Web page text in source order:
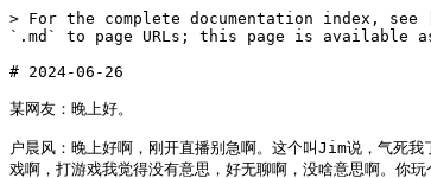
> For the complete documentation index, see [llms.txt](https://www.huchenfeng.live/llms.txt). Markdown versions of documentation pages are available by appending `.md` to page URLs; this page is available as [Markdown](https://www.huchenfeng.live/2024-nian-06-yue/2024-06-26.md).

# 2024-06-26

某网友：晚上好。

户晨风：晚上好啊，刚开直播别急啊。这个叫Jim说，气死我了，你怎么回事呢？你为什么会被气死呢？你是因为看到我所以很气吗？还是怎么回事啊？怎么这么气呢？这个叫唯一地神说，户圣别PK了，直播打游戏吧。我不喜欢打游戏啊，打游戏我觉得没有意思，好无聊啊，没啥意思啊。你玩个吃鸡是吧？玩个什么英雄联盟，没啥意思，玩的时间也够长了，哪个游戏都是玩好几年了，挺无聊的。户子视频更新快点，那不能快呀，慢慢更新，拍的成本这么高是吧？签约了吗？天天播？没有签约我工作啊，我天天播我挣钱跟签不签约没关系。你眉心上发怎么长了一颗痘痘？吃甜的吃的很多，夏天我基本上每天都要吃西瓜的，而且我吃西瓜一般都买那种糖度比较高的，稍微贵点的西瓜，三四块钱一斤的，有的是五六块钱一斤的那种黄芯的那种西瓜，它糖度比较高，所以说这脸上的痘痘包括喝饮料。夏天嘛，天气这么热是吧？x总得整点冰镇饮料喝一喝，那冰镇饮料里面它必然有糖嘛，水果吃一吃，甜品吃一吃，在脸上你看这痘痘它就起来了，没办法。日本签证还没拿到吗？还没申请呢，别急啊别急。户圣哪个大学毕业的？没上过大学，没上过大学。保险后续呢？你别急啊，让子弹飞一会儿啊，别急，让子弹飞一会儿。这个户子多大岁数了？我98年的，今年多少岁了？26岁了。这个懒羊阿懒说，户哥你的人格分裂治好了吗？我怎么就人格分裂了呢？就这位网友，如果说你认为我人格分裂了对吧？我建议你开个直播，开直播然后点左下角这个PK输我的名字跟我聊一聊对吧？可卖下裤子没意思是不是？咱们真理越辩越明，不攻击，互相尊重，友好交流好吧？来上麦聊，上麦聊。胡子方便透露一下下次哪里拍吗？下次的话可能在东北，哈尔滨应该是哈尔滨拍，因为夏天热了南方不想去了。你比如说新加坡啊，比如说这个上海啊，都太热了，下午四五点还很热呢，那与其这样我就去东北拍了。东北的话大概二十多度吧，晚上十几度非常凉快，所以说呢夏天我就会在东北拍多一点，尤其是暑假这两个月嘛，什么哈尔滨长春沈阳这三个城市我可能会多拍，多拍一些嗯。老徐薇薇说，去你那做演员怎么聘？首先我这是没有演员的，就如果还是那句话，如果说你能拿出我找演员的实锤性证据，那么我现在这边升级，你能拿出实锤性的，比如说我找演员的这种证据，我直接给你10个W现金。你可以把这些证据发到全互联网平台任意平台，深圳不怕影子外是不是？我有什么好怕的？谁能拿出石锤星的证据能够证明我找演员了，直接给十个W，当然这个是石锤星的证据。什么叫实锤性证据呢？哎，咱们俩可是商议，哎，你该怎么演对吧？我跟你多少报酬，这个叫实锤性证据啊。你别我跟你有两个聊两句聊天记录是吧？那这就叫实锤性证据？这个可不是啊，因为我基本上加我加我微的话给我发消息我基本上都会回的，那这个可不可不算啊？你这个这个是咱们讲的是实锤性的证据。好马上啊，马上开始PK啊，稍安勿躁啊，马上开始PK。这个晚上都吃了什么啊？晚上都吃了什么饭啊？可以扣在公屏上啊。这个虾人猪蟹人虾x总说，批的可以吗？那批的图片肯定不行啊，那这是真实的失水性证据？那批的那能叫证据吗？那叫伪证啊好。AA说，户子你怎么这么恶心，每天就是要找茬。这什么AA啊？你学过希腊历史吗？那按照你这个逻辑来讲啊，那些希腊的那些古希腊的那些哲学家，那没事就是找人抬杠，就我们初中学过希腊历史，人家那古希腊那些哲学家对吧？那都是个叫广场上是吧？给他越辩越明，真理越辩越明，创造出人类伟大的思想。好家伙，搁你这就每天你搁你嘴里就是每天就知道找茬了？哥们睁眼看看外面大世界吧好吧？不要整天搁自己那一亩三分地。咱们马上开始PK啊，开始PK了，开始PK了，来有不同观点咱们直接开直播，点左下角的PK按钮啊，咱们直接PK聊啊，直接PK聊。压里是尘封？压里是尘封怎么没连上？啊重新连啊重新连。怎么今天没人PK了？什么情况？今天是怎么没人P了？户子随心所好说，户子我室友不相信姜平造假，他还老夷养我。不要跟你周围的人讨论这些有争议性的话题，包括但不仅限于你的室友，你的父母，你的好朋友，不要讨论这些没有意义，只会把你们的关系弄得四分五裂，另外你也讨论不出花来知道吧？最终呢只会让你的烦恼越来越多。你好，你好啊，你在哪个城市？

某网友：你在哪个城市？

户晨风：我在成都，你呢？你猜猜你直接说就行了嘛，你在哪个城市？那我们读一下SC啊，我们读一下SC，你在哪个城市？这人啥情况？这人是我整懵了，我再看一下他啥情况啊，这让人觉得可怕，太可怕了，下一个。你这哪有SC啊？你这幻觉。你好，喂，喂你好，你在哪个城市？

某网友：我现在在日本旅游。

户晨风：你在日本旅游？你在东京？我在东京旅游。

某网友：你有什么观点吗？想聊聊，我先跟你讲一下昨天x总那个事情，昨天最后连麦不是有个x总吗？你还记得吗？

户晨风：不聊那个了，好，你有什么观点？

某网友：我想聊一下医院私有化的事。

户晨风：好，不聊医院私有化，好，生活愉快。

某网友：再见，谢谢。

户晨风：下一个。

某网友：啊，下一个。

户晨风：啊，麦当地说，户生这两天看你的切片给我笑麻了。这好事啊，是不是能给大家带来欢乐？这必定是好事啊，天大的好事。项目看主页说，主播来跟我干，我这有项目。你啥项目啊？你你这有项目你纯个儿搞笑呢。接着PK啊，今天怎么没办法发起跟我PK吗？怎么跟胡子PK？来自己开直播来了啊。你好，你好，你好，你在哪个城市？终于脸上你了，你在哪个城市？

某网友：北京。

户晨风：你有什么想说的？

某网友：就随便聊聊，没什么太具体的话题。你是做什么工作的？做记者的？

户晨风：做记者的？对你这个职业可是一个稀有的职业，你做多少年了？是吗？你没年了？六七年吧？哎呦，是在电视台还是什么记者？不是不是，不是在机构？什么机构？

某网友：就比如说一些非虚构平台。

户晨风：什么平台？非虚构平台？非虚构平台什么意思？

某网友：就是写作的一个门类吧。

户晨风：什么写作的一个门类？差不多不是记者？不是去现场采访的吗？

某网友：对对对。

户晨